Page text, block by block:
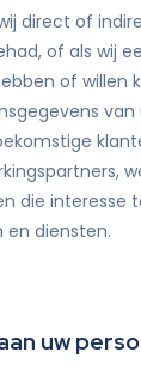
direct of
of als wij
of willen
van
die interesse
diensten.
uw